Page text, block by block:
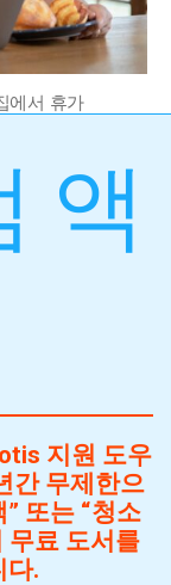
에서 휴가
액
지원 도우
간 무제한으
또는 “청소
무료 도서를
다.